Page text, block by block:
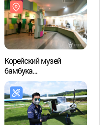
Корейский музей
бамбука
(한국대나무박물관)